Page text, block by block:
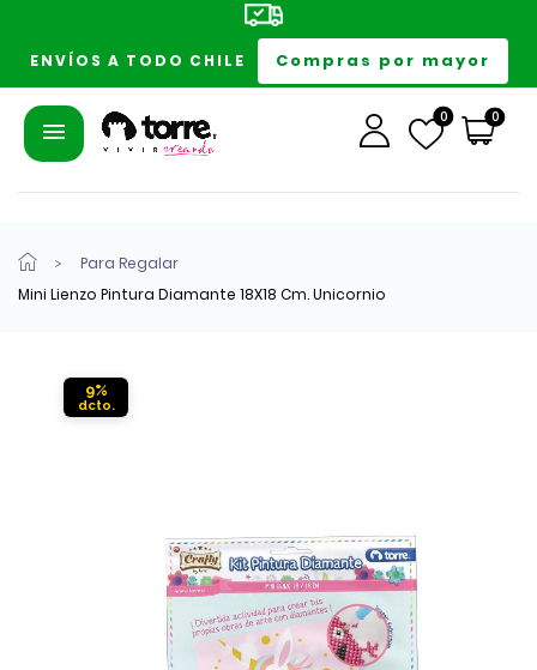
ENVÍOS A TODO CHILE Compras por mayor
0 0
Para Regalar
Mini Lienzo Pintura Diamante 18X18 Cm. Unicornio
9%